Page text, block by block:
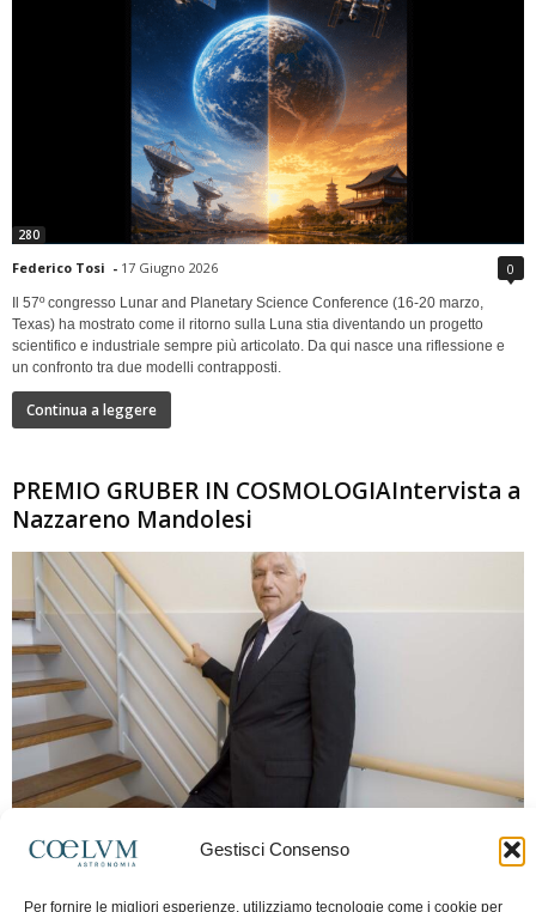
Gestisci Consenso
Per fornire le migliori esperienze, utilizziamo tecnologie come i cookie per
280
Federico Tosi - 17 Giugno 2026 0
Il 57º congresso Lunar and Planetary Science Conference (16-20 marzo,
Texas) ha mostrato come il ritorno sulla Luna stia diventando un progetto
scientifico e industriale sempre più articolato. Da qui nasce una riflessione e
un confronto tra due modelli contrapposti.
Continua a leggere
PREMIO GRUBER IN COSMOLOGIAIntervista a
Nazzareno Mandolesi
Frida Paolella - 16 Giugno 2026 0
spaziale europea e della missione Planck. Il dialogo ripercorre i principali